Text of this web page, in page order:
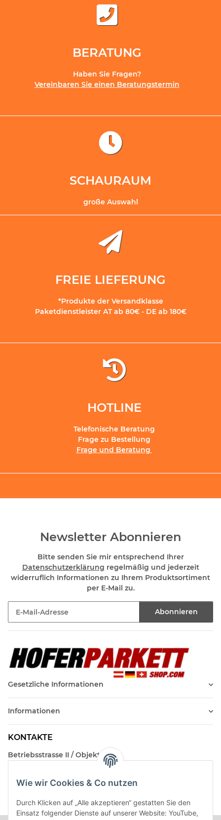
Wie wir Cookies & Co nutzen
Durch Klicken auf „Alle akzeptieren“ gestatten Sie den
Einsatz folgender Dienste auf unserer Website: YouTube,
BERATUNG
Haben Sie Fragen?
Vereinbaren Sie einen Beratungstermin
SCHAURAUM
große Auswahl
FREIE LIEFERUNG
*Produkte der Versandklasse
Paketdienstleister AT ab 80€ - DE ab 180€
HOTLINE
Telefonische Beratung
Frage zu Bestellung
Frage und Beratung
Newsletter Abonnieren
Bitte senden Sie mir entsprechend Ihrer
Datenschutzerklärung regelmäßig und jederzeit
widerruflich Informationen zu Ihrem Produktsortiment
per E-Mail zu.
Abonnieren
Gesetzliche Informationen
Informationen
KONTAKTE
Betriebsstrasse II / Objekt 17
Kontakt